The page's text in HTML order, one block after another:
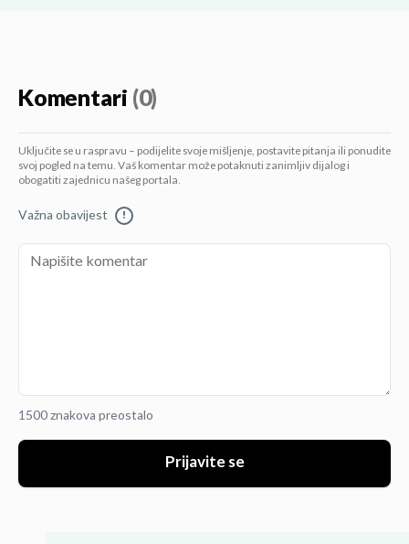
Komentari (0)
Uključite se u raspravu – podijelite svoje mišljenje, postavite pitanja ili ponudite
svoj pogled na temu. Vaš komentar može potaknuti zanimljiv dijalog i
obogatiti zajednicu našeg portala.
Važna obavijest !
1500 znakova preostalo
Prijavite se